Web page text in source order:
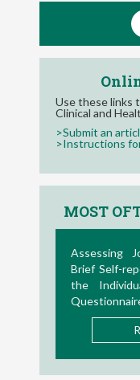
Use these links
Clinical and
>Submit an
>Instructions
MOST
Assessing
Brief Self-
the